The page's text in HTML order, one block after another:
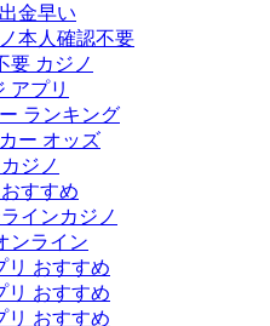
金早い
本人確認不要
要 カジノ
アプリ
ランキング
ー オッズ
ジノ
すすめ
インカジノ
ンライン
リ おすすめ
リ おすすめ
リ おすすめ